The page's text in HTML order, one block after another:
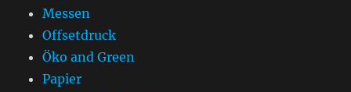
Messen
Offsetdruck
Öko and Green
Papier